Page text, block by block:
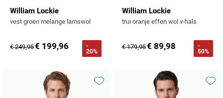
William Lockie
vest groen melange lamswol
€ 249,95€ 199,96
-
20%
William Lockie
trui oranje effen wol v-hals
€ 179,95€ 89,98
-
50%
Toevoegen aan favorieten